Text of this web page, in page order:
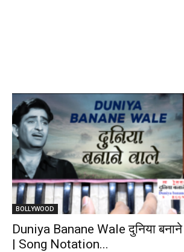
BOLLYWOOD
Duniya Banane Wale दुनिया
| Song Notation...